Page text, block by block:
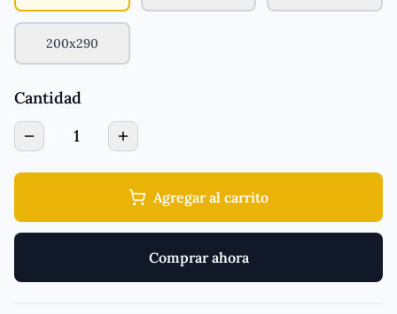
200x290
Cantidad
1
Agregar al carrito
Comprar ahora